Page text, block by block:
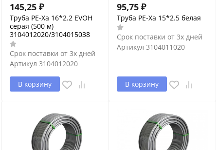
145,25 ₽
Труба PE-Xa 16*2.2 EVOH
серая (500 м)
3104012020/3104015038
Срок поставки от 3х дней
Артикул 3104012020
В корзину
95,75 ₽
Труба PE-Xa 15*2.5 белая
Срок поставки от 3х дней
Артикул 3104011020
В корзину